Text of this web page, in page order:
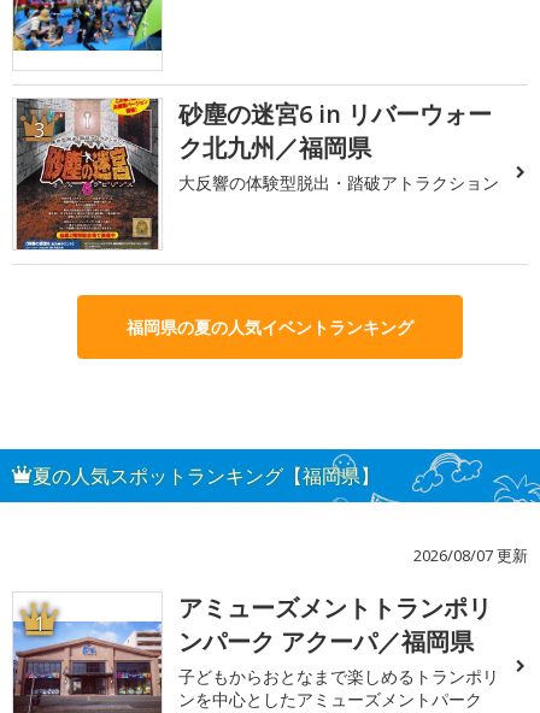
3
砂塵の迷宮6 in リバーウォー
ク北九州／福岡県
大反響の体験型脱出・踏破アトラクション
福岡県の夏の人気イベントランキング
夏の人気スポットランキング【福岡県】
2026/08/07 更新
1
アミューズメントトランポリ
ンパーク アクーパ／福岡県
子どもからおとなまで楽しめるトランポリ
ンを中心としたアミューズメントパーク